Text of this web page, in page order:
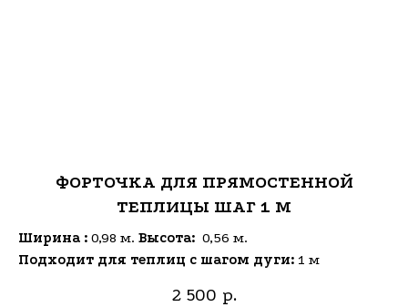
ФОРТОЧКА ДЛЯ ПРЯМОСТЕННОЙ
ТЕПЛИЦЫ ШАГ 1 М
Ширина : 0,98 м. Высота: 0,56 м.
Подходит для теплиц с шагом дуги: 1 м
2 500 р.